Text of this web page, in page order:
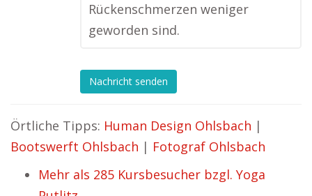
Rückenschmerzen weniger
geworden sind.
Nachricht senden
Örtliche Tipps: Human Design Ohlsbach |
Bootswerft Ohlsbach | Fotograf Ohlsbach
Mehr als 285 Kursbesucher bzgl. Yoga